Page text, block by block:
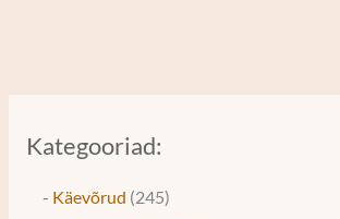
Kategooriad:
- Käevõrud 245